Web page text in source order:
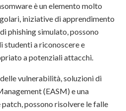
è un elemento molto
iniziative di apprendimento
phishing simulato, possono
studenti a riconoscere e
a potenziali attacchi.
vulnerabilità, soluzioni di
(EASM) e una
possono risolvere le falle